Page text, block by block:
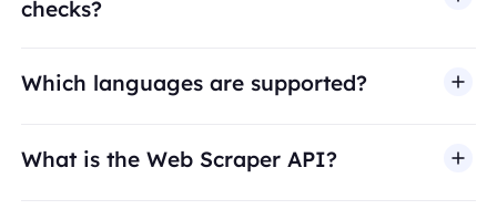
checks?
Which languages are supported?
What is the Web Scraper API?